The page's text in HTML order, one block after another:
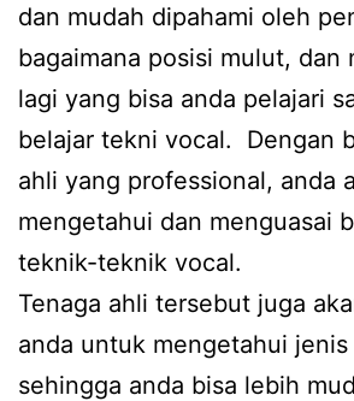
dan mudah dipahami oleh
bagaimana posisi mulut, dan
lagi yang bisa anda pelajari
belajar tekni vocal. Dengan
ahli yang professional, anda
mengetahui dan menguasai
teknik-teknik vocal.
Tenaga ahli tersebut juga
anda untuk mengetahui jenis
sehingga anda bisa lebih